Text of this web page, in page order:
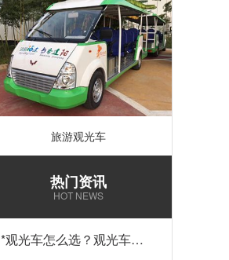
旅游观光车
热门资讯
HOT NEWS
*观光车怎么选？观光车多